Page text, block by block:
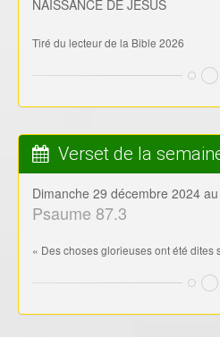
NAISSANCE DE JESUS
Tiré du lecteur de la Bible 2026
Verset de la
Dimanche 29 décembre 2024
Psaume 87.3
« Des choses glorieuses ont été dites